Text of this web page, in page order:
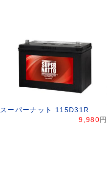
スーパーナット 115D31R
9,980円